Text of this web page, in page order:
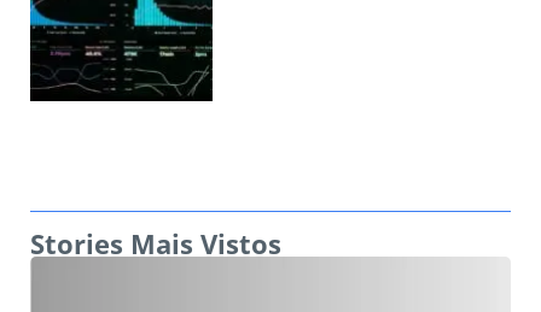
Stories Mais Vistos